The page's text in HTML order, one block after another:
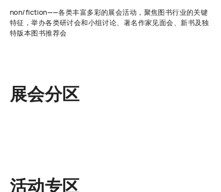
non/fiction——各类丰富多彩的展会活动，聚焦图书行业的关键
特征，举办各类研讨会和小组讨论、著名作家见面会、新书及独
特版本图书推荐会
展会分区
活动专区